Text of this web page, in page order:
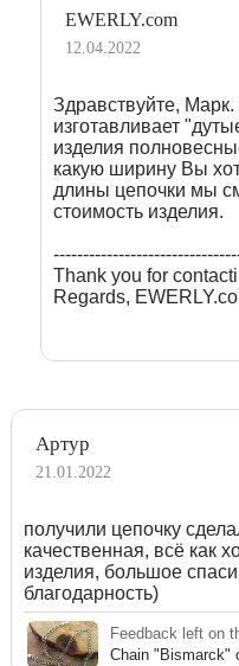
EWERLY.com
12.04.2022
Здравствуйте,
изготавливает
изделия
какую ширину Вы
длины цепочки мы
стоимость изделия.
Thank you for
Regards,
Артур
21.01.2022
получили цепочку
качественная, всё как
изделия, большое
благодарность)
Feedback left on
Chain "Bismarck"